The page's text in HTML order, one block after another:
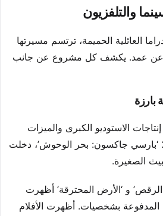
والتلفزيون
العائلية الحميمة، ترتسم مسيرتها
عن عمد. يكشف كل مشروع عن جانب
بارزة
الاستوديو الكبرى والميزات
المستقلة. في عام 2013 ‘بارسي جاكسون: بحر الوحوش’، دخلت
الصغيرة.
و ‘الأرض المحترقة’ أظهرت
بشخصيات. أظهرت الأفلام